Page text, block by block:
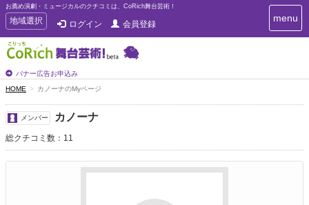
お薦め演劇・ミュージカルのクチコミは、CoRich舞台芸術！
T
o
g
g
e
n
a
v
i
g
a
t
地域選択 ログイン 会員登録
バナー広告お申込み
T
o
menu
HOME カノーナのMyページ
メンバー カノーナ
総クチコミ数：11